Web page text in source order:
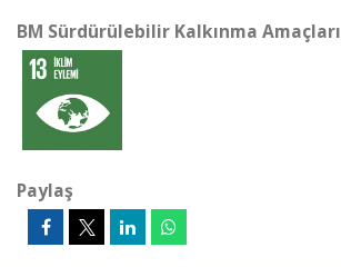
BM Sürdürülebilir Kalkınma Amaçları
Paylaş